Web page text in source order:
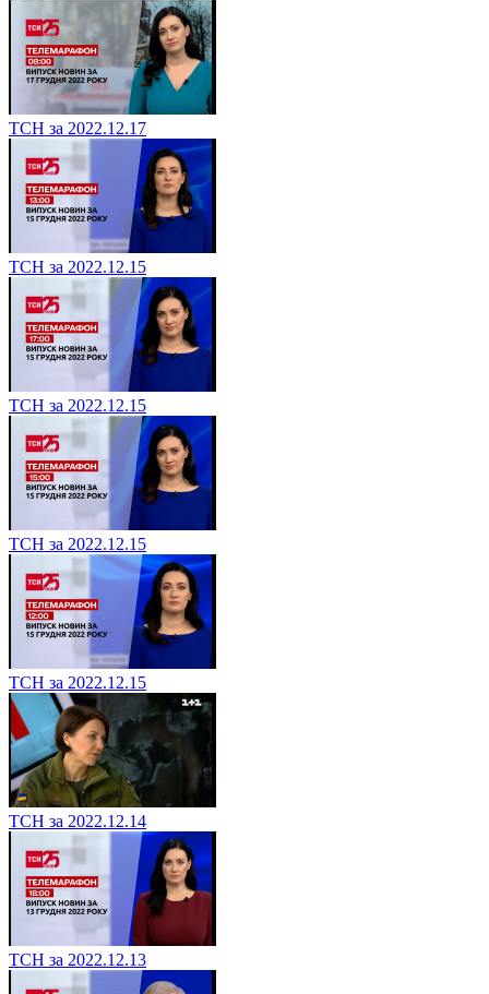
ТСН за 2022.12.17
ТСН за 2022.12.15
ТСН за 2022.12.15
ТСН за 2022.12.15
ТСН за 2022.12.15
ТСН за 2022.12.14
ТСН за 2022.12.13